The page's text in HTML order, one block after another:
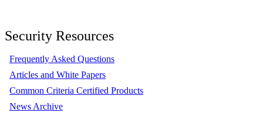
Security Resources
Frequently Asked Questions
Articles and White Papers
Common Criteria Certified Products
News Archive